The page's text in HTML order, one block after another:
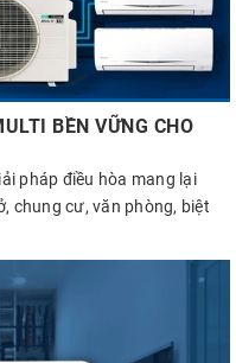
BỀN VỮNG CHO
pháp điều hòa mang lại
chung cư, văn phòng, biệt